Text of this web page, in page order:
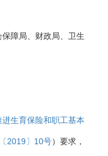
障局、财政局、卫生
生育保险和职工基本
2019〕10号）要求，